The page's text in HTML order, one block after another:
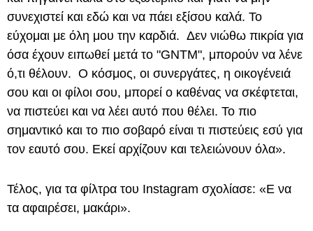
συνεχιστεί και εδώ και να πάει εξίσου καλά. Το
εύχομαι με όλη μου την καρδιά. Δεν νιώθω πικρία για
όσα έχουν ειπωθεί μετά το "GNTM", μπορούν να λένε
ό,τι θέλουν. Ο κόσμος, οι συνεργάτες, η οικογένειά
σου και οι φίλοι σου, μπορεί ο καθένας να σκέφτεται,
να πιστεύει και να λέει αυτό που θέλει. Το πιο
σημαντικό και το πιο σοβαρό είναι τι πιστεύεις εσύ για
τον εαυτό σου. Εκεί αρχίζουν και τελειώνουν όλα».
Τέλος, για τα φίλτρα του Instagram σχολίασε: «Ε να
τα αφαιρέσει, μακάρι».